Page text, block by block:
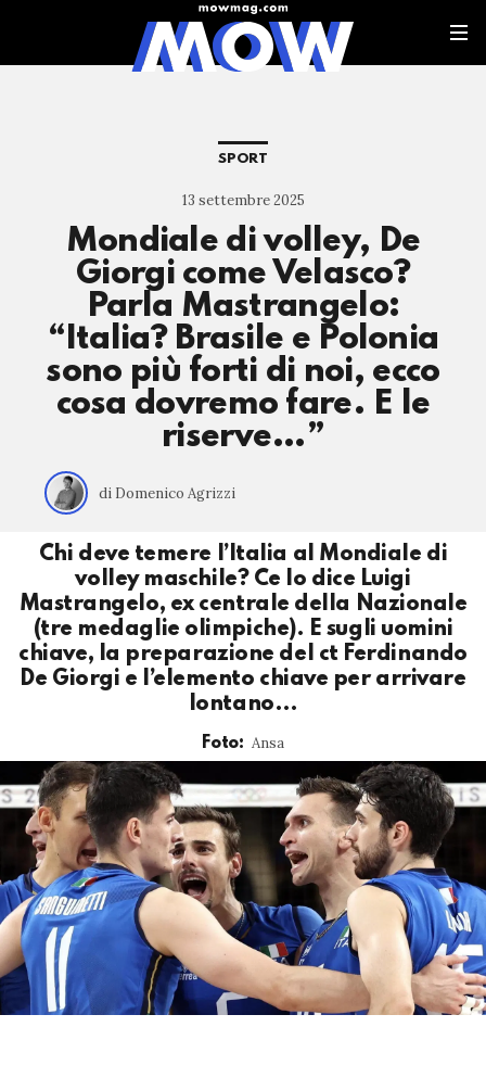
SPORT
13 settembre 2025
Mondiale di volley, De
Giorgi come Velasco?
Parla Mastrangelo:
“Italia? Brasile e Polonia
sono più forti di noi, ecco
cosa dovremo fare. E le
riserve…”
di Domenico Agrizzi
Chi deve temere l’Italia al Mondiale di
volley maschile? Ce lo dice Luigi
Mastrangelo, ex centrale della Nazionale
(tre medaglie olimpiche). E sugli uomini
chiave, la preparazione del ct Ferdinando
De Giorgi e l’elemento chiave per arrivare
lontano…
Foto: Ansa